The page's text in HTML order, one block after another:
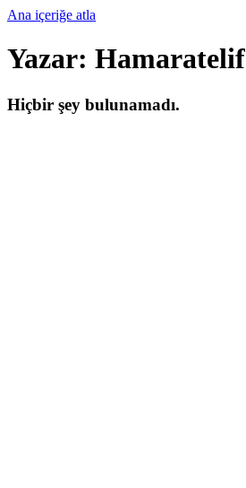
Ana içeriğe atla
Yazar: Hamaratelif
Hiçbir şey bulunamadı.